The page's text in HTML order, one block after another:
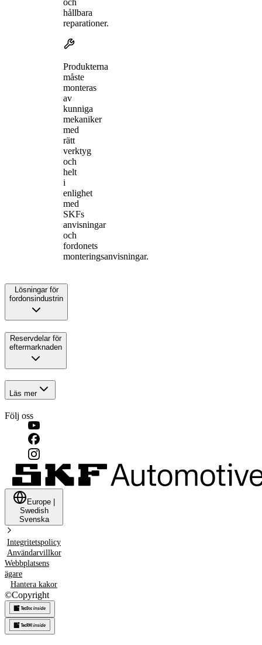
hållbara
reparationer.
Produkterna
måste
monteras
av
kunniga
mekaniker
med
rätt
verktyg
och
helt
i
enlighet
med
SKFs
anvisningar
och
fordonets
monteringsanvisningar.
Lösningar för
fordonsindustrin
Reservdelar för
eftermarknaden
Läs mer
Följ oss
Europe
Swedish
Svenska
Integritetspolicy
Användarvillkor
Webbplatsens
ägare
Hantera kakor
©Copyright